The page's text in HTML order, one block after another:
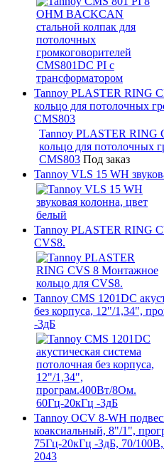
Tannoy PLASTER RING
кольцо для потолочных
CMS803
Tannoy PLASTER RING
кольцо для потолочных
CMS803 Под заказ
Tannoy VLS 15 WH
Tannoy PLASTER RING
CVS8.
Tannoy CMS 1201DC
без корпуса, 12"/1,34",
-3дБ
Tannoy OCV 8-WH
коаксиальный, 8"/1",
75Гц-20кГц -3дБ, 70/
2043